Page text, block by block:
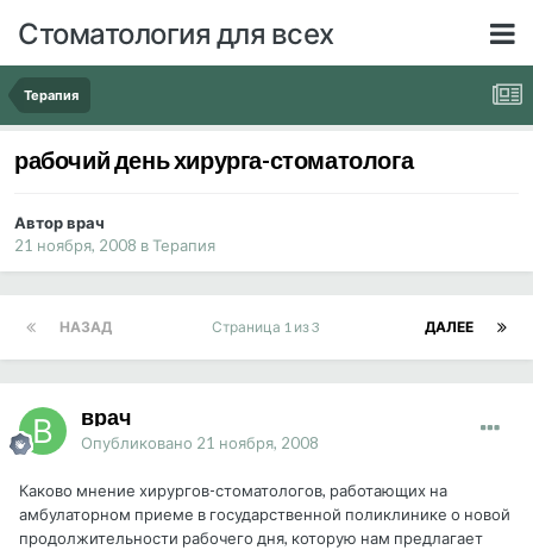
Стоматология для всех
Терапия
рабочий день хирурга-стоматолога
Автор врач
21 ноября, 2008 вТерапия
НАЗАД ДАЛЕЕ
Страница 1 из 3
врач
Опубликовано 21 ноября, 2008
Каково мнение хирургов-стоматологов, работающих на
амбулаторном приеме в государственной поликлинике о новой
продолжительности рабочего дня, которую нам предлагает